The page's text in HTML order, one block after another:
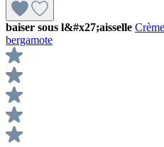
baiser sous l&#x27;aisselle
bergamote